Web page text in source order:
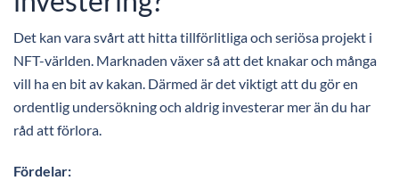
Det kan vara svårt att hitta tillförlitliga och seriösa projekt i
NFT-världen. Marknaden växer så att det knakar och många
vill ha en bit av kakan. Därmed är det viktigt att du gör en
ordentlig undersökning och aldrig investerar mer än du har
råd att förlora.
Fördelar: